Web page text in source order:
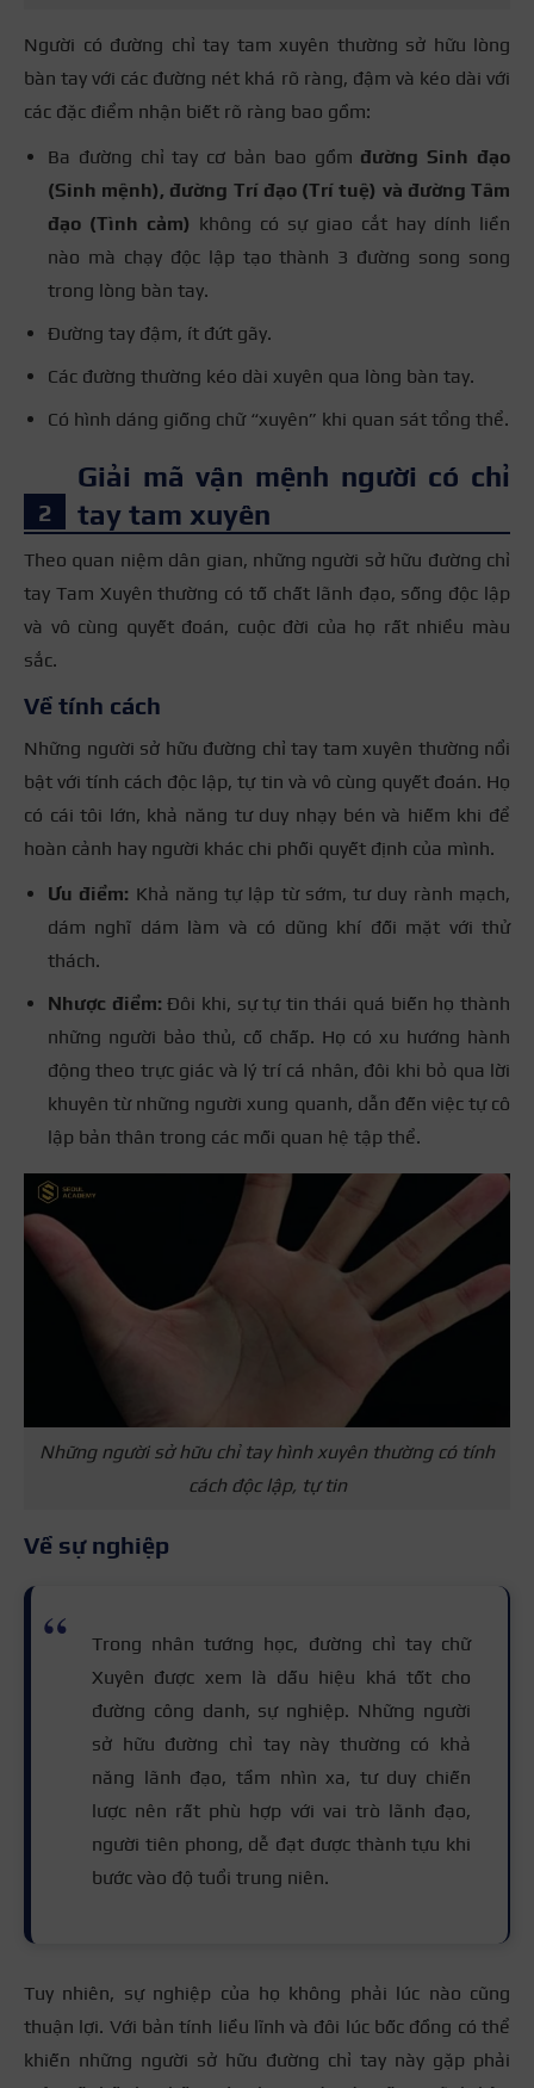
Người có đường chỉ tay tam xuyên thường sở hữu lòng
bàn tay với các đường nét khá rõ ràng, đậm và kéo dài với
các đặc điểm nhận biết rõ ràng bao gồm:
Ba đường chỉ tay cơ bản bao gồm đường Sinh đạo
(Sinh mệnh), đường Trí đạo (Trí tuệ) và đường Tâm
đạo (Tình cảm) không có sự giao cắt hay dính liền
nào mà chạy độc lập tạo thành 3 đường song song
trong lòng bàn tay.
Đường tay đậm, ít đứt gãy.
Các đường thường kéo dài xuyên qua lòng bàn tay.
Có hình dáng giống chữ “xuyên” khi quan sát tổng thể.
Giải mã vận mệnh người có chỉ
tay tam xuyên
Theo quan niệm dân gian, những người sở hữu đường chỉ
tay Tam Xuyên thường có tố chất lãnh đạo, sống độc lập
và vô cùng quyết đoán, cuộc đời của họ rất nhiều màu
sắc.
Về tính cách
Những người sở hữu đường chỉ tay tam xuyên thường nổi
bật với tính cách độc lập, tự tin và vô cùng quyết đoán. Họ
có cái tôi lớn, khả năng tư duy nhạy bén và hiếm khi để
hoàn cảnh hay người khác chi phối quyết định của mình.
Ưu điểm: Khả năng tự lập từ sớm, tư duy rành mạch,
dám nghĩ dám làm và có dũng khí đối mặt với thử
thách.
Nhược điểm: Đôi khi, sự tự tin thái quá biến họ thành
những người bảo thủ, cố chấp. Họ có xu hướng hành
động theo trực giác và lý trí cá nhân, đôi khi bỏ qua lời
khuyên từ những người xung quanh, dẫn đến việc tự cô
lập bản thân trong các mối quan hệ tập thể.
Những người sở hữu chỉ tay hình xuyên thường có tính
cách độc lập, tự tin
Về sự nghiệp
Trong nhân tướng học, đường chỉ tay chữ
Xuyên được xem là dấu hiệu khá tốt cho
đường công danh, sự nghiệp. Những người
sở hữu đường chỉ tay này thường có khả
năng lãnh đạo, tầm nhìn xa, tư duy chiến
lược nên rất phù hợp với vai trò lãnh đạo,
người tiên phong, dễ đạt được thành tựu khi
bước vào độ tuổi trung niên.
Tuy nhiên, sự nghiệp của họ không phải lúc nào cũng
thuận lợi. Với bản tính liều lĩnh và đôi lúc bốc đồng có thể
khiến những người sở hữu đường chỉ tay này gặp phải